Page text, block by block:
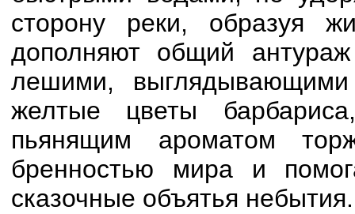
сторону реки, образуя
дополняют общий
лешими,
желтые цветы
пьянящим ароматом
бренностью мира и
сказочные объятья небытия.